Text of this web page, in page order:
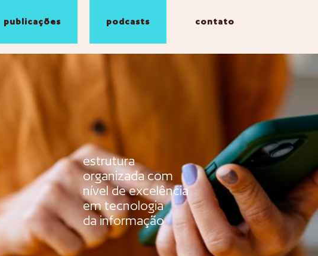
publicações podcasts contato
estrutura
organizada com
nível de excelência
em tecnologia
da informação